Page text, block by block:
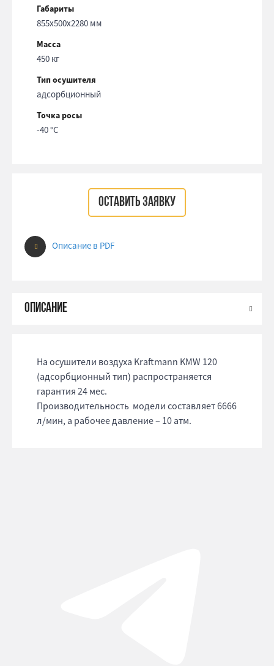
Габариты
855x500x2280 мм
Масса
450 кг
Тип осушителя
адсорбционный
Точка росы
-40 °С
ОСТАВИТЬ ЗАЯВКУ
Описание в PDF
На осушители воздуха Kraftmann KMW 120
(адсорбционный тип) распространяется
гарантия 24 мес.
Производительность модели составляет 6666
л/мин, а рабочее давление – 10 атм.